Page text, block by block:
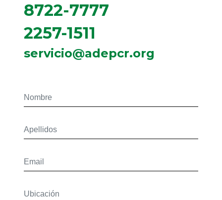
8722-7777
2257-1511
servicio@adepcr.org